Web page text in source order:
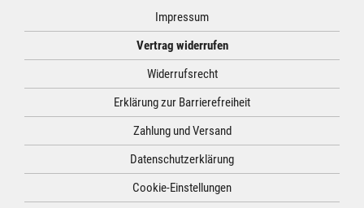
Impressum
Vertrag widerrufen
Widerrufsrecht
Erklärung zur Barrierefreiheit
Zahlung und Versand
Datenschutzerklärung
Cookie-Einstellungen